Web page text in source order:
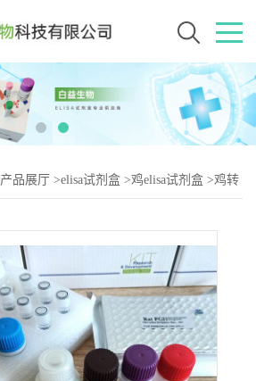
产品展厅 >elisa试剂盒 >鸡elisa试剂盒 >鸡转